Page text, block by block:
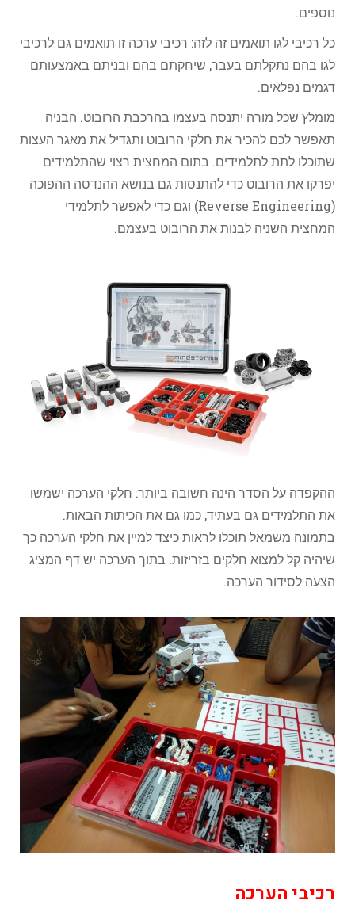
נוספים.
כל רכיבי לגו תואמים זה לזה: רכיבי ערכה זו תואמים גם לרכיבי
לגו בהם נתקלתם בעבר, שיחקתם בהם ובניתם באמצעותם
דגמים נפלאים.
מומלץ שכל מורה יתנסה בעצמו בהרכבת הרובוט. הבניה
תאפשר לכם להכיר את חלקי הרובוט ותגדיל את מאגר העצות
שתוכלו לתת לתלמידים. בתום המחצית רצוי שהתלמידים
יפרקו את הרובוט כדי להתנסות גם בנושא ההנדסה ההפוכה
(Reverse Engineering) וגם כדי לאפשר לתלמידי
המחצית השניה לבנות את הרובוט בעצמם.
ההקפדה על הסדר הינה חשובה ביותר: חלקי הערכה ישמשו
את התלמידים גם בעתיד, כמו גם את הכיתות הבאות.
בתמונה משמאל תוכלו לראות כיצד למיין את חלקי הערכה כך
שיהיה קל למצוא חלקים בזריזות. בתוך הערכה יש דף המציג
הצעה לסידור הערכה.
רכיבי הערכה